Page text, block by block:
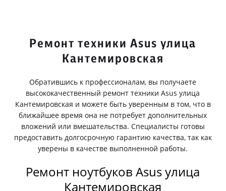
Ремонт техники Asus улица
Кантемировская
Обратившись к профессионалам, вы получаете
высококачественный ремонт техники Asus улица
Кантемировская и можете быть уверенным в том, что в
ближайшее время она не потребует дополнительных
вложений или вмешательства. Специалисты готовы
предоставить долгосрочную гарантию качества, так как
уверены в качестве выполненной работы.
Ремонт ноутбуков Asus улица
Кантемировская